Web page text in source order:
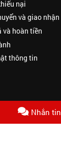
nại
và giao nhận
và hoàn tiền
thông tin
Nhắn tin